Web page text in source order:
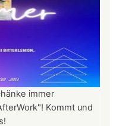
immer
Kommt und